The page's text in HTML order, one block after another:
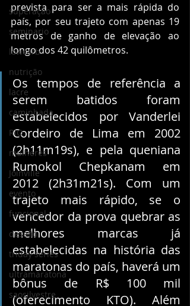
superação
seminario
lowcarb
nutrição
lacre
caminhada
RIO
mulheres
Joinville
evento
funcional
desafio
triday series
ultramaratona
saosilvestre
prevista para ser a mais rápida do
país, por seu trajeto com apenas 19
metros de ganho de elevação ao
longo dos 42 quilômetros.
Os tempos de referência a
serem batidos foram
estabelecidos por Vanderlei
Cordeiro de Lima em 2002
(2h11m19s), e pela queniana
Rumokol Chepkanam em
2012 (2h31m21s). Com um
trajeto mais rápido, se o
vencedor da prova quebrar as
melhores marcas já
estabelecidas na história das
maratonas do país, haverá um
bônus de R$ 100 mil
(oferecimento KTO). Além